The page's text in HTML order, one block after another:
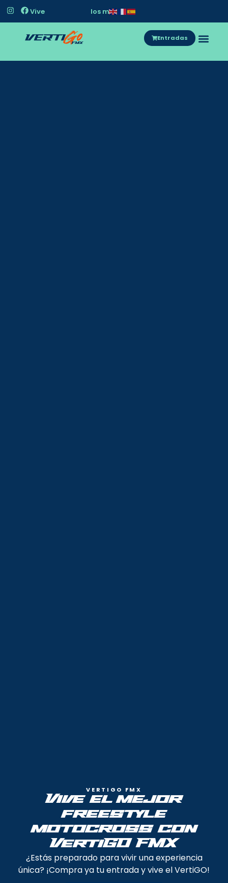
Vive los mejoresr
Entradas
VERTIGO FMX
Vive el mejor
freestyle
motocross con
VertiGO FMX
¿Estás preparado para vivir una experiencia
única? ¡Compra ya tu entrada y vive el VertiGO!